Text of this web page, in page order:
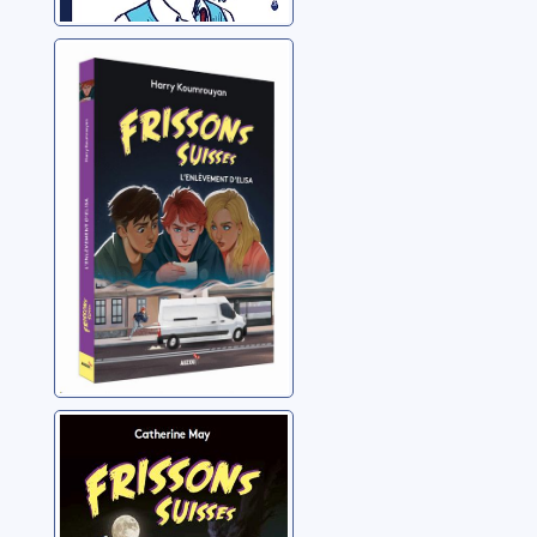
L'enlèvement
d'Elisa
Koumrouyan, Harry
Le disparu du
vieux cimetière
May, Catherine